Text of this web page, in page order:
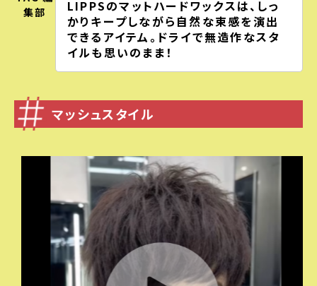
集部
LIPPSのマットハードワックスは、しっ
かりキープしながら自然な束感を演出
できるアイテム。ドライで無造作なスタ
イルも思いのまま！
マッシュスタイル